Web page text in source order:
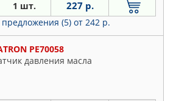
1 шт. 227 р.
(5) от 242 р.
PE70058
давления масла